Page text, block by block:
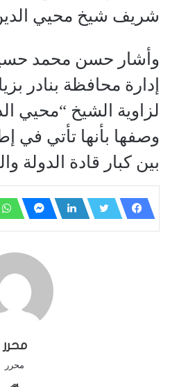
شريف شيخ محيي
وأشار حسن محمد
إدارة محافظة بنادر
لزاوية الشيخ “محيي
وصفها بأنها تأتي في
بين كبار قادة الدولة
محرر
محرر